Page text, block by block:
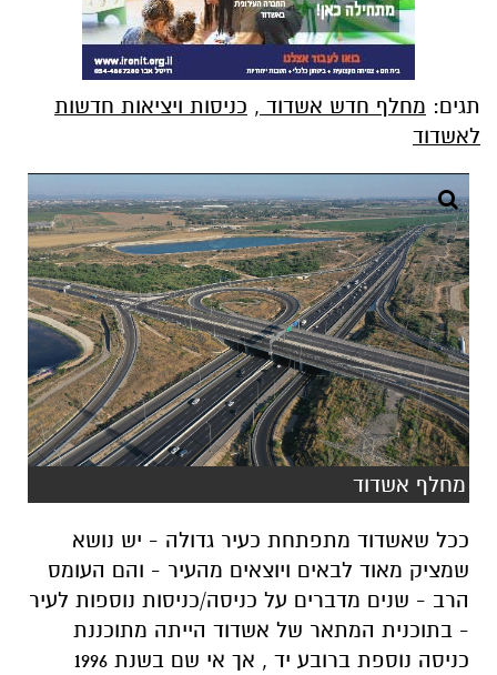
תגים: מחלף חדש אשדוד , כניסות ויציאות חדשות
לאשדוד
מחלף אשדוד
ככל שאשדוד מתפתחת כעיר גדולה - יש נושא
שמציק מאוד לבאים ויוצאים מהעיר - והם העומס
הרב - שנים מדברים על כניסה/כניסות נוספות לעיר
- בתוכנית המתאר של אשדוד הייתה מתוכננת
כניסה נוספת ברובע יד , אך אי שם בשנת 1996